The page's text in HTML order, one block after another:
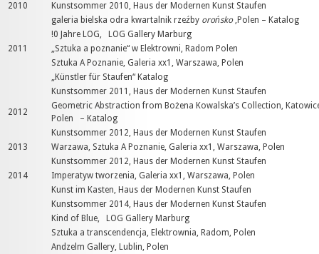
2010
Kunstsommer 2010, Haus der Modernen Kunst Staufen
galeria bielska odra kwartalnik rzeźby orońsko,Polen – Katalog
!0 Jahre LOG, LOG Gallery Marburg
2011
„Sztuka a poznanie“ w Elektrowni, Radom Polen
Sztuka A Poznanie, Galeria xx1, Warszawa, Polen
„Künstler für Staufen“ Katalog
Kunstsommer 2011, Haus der Modernen Kunst Staufen
2012
Geometric Abstraction from Bożena Kowalska’s Collection,
Polen – Katalog
Kunstsommer 2012, Haus der Modernen Kunst Staufen
2013
Warzawa, Sztuka A Poznanie, Galeria xx1, Warszawa, Polen
Kunstsommer 2012, Haus der Modernen Kunst Staufen
2014
Imperatyw tworzenia, Galeria xx1, Warszawa, Polen
Kunst im Kasten, Haus der Modernen Kunst Staufen
Kunstsommer 2014, Haus der Modernen Kunst Staufen
Kind of Blue, LOG Gallery Marburg
Sztuka a transcendencja, Elektrownia, Radom, Polen
Andzelm Gallery, Lublin, Polen